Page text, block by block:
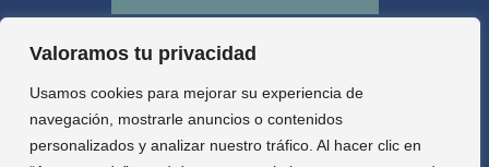
Valoramos tu privacidad
Usamos cookies para mejorar su experiencia de
navegación, mostrarle anuncios o contenidos
personalizados y analizar nuestro tráfico. Al hacer clic en
Tienda
Aula virtual